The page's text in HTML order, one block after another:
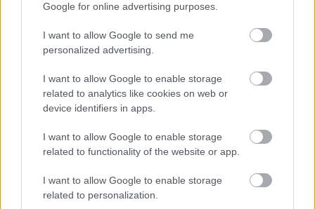
Google for online advertising purposes.
I want to allow Google to send me
personalized advertising.
I want to allow Google to enable storage
related to analytics like cookies on web or
device identifiers in apps.
I want to allow Google to enable storage
related to functionality of the website or app.
I want to allow Google to enable storage
related to personalization.
Tananyag
Egyetemes történelem
világ kiépülése
1964-ig
A szovjet tömb kialakulása és jellemzői